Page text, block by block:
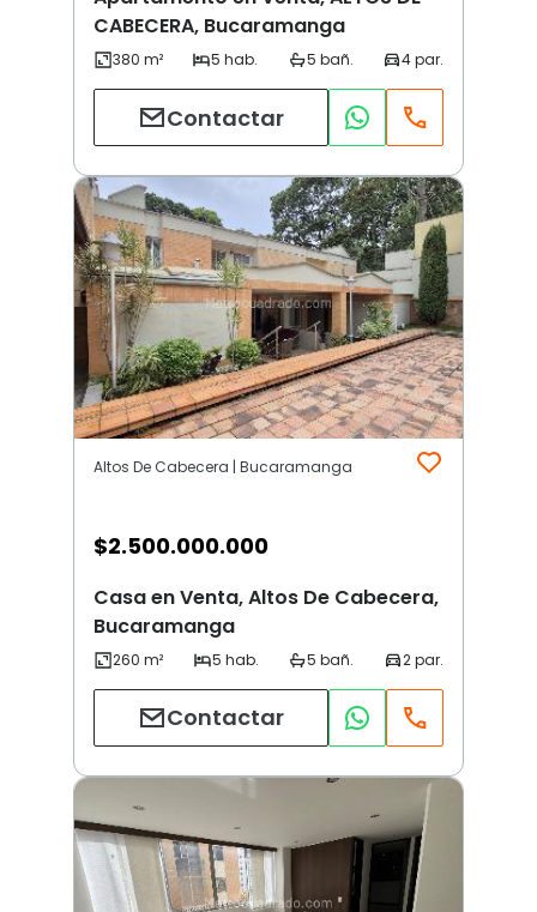
CABECERA, Bucaramanga
Contactar
Altos De Cabecera | Bucaramanga
$2.500.000.000
Casa en Venta, Altos De Cabecera,
Bucaramanga
Contactar